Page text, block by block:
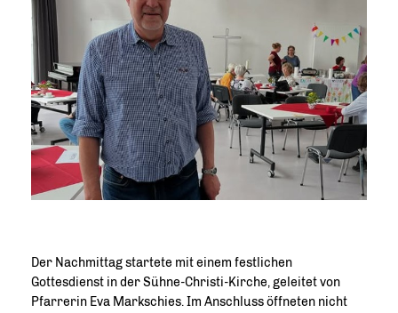
Der Nachmittag startete mit einem festlichen
Gottesdienst in der Sühne-Christi-Kirche, geleitet von
Pfarrerin Eva Markschies. Im Anschluss öffneten nicht